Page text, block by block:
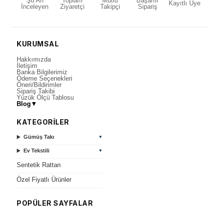
İnceleyen
Ziyaretçi
Takipçi
Sipariş
Kayıtlı Üye
KURUMSAL
Hakkımızda
İletişim
Banka Bilgilerimiz
Ödeme Seçenekleri
Öneri/Bildirimler
Sipariş Takibi
Yüzük Ölçü Tablosu
Blog ▼
KATEGORİLER
Gümüş Takı ▼
Ev Tekstili ▼
Sentetik Rattan
Özel Fiyatlı Ürünler
POPÜLER SAYFALAR